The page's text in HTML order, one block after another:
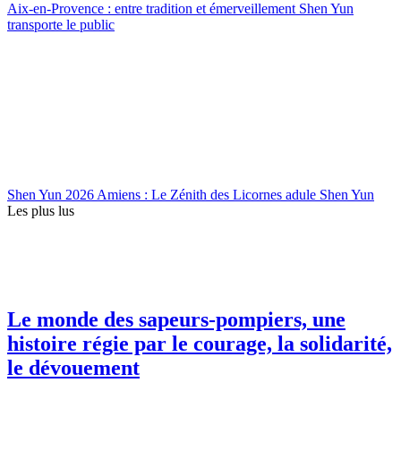
Aix-en-Provence : entre tradition et émerveillement Shen Yun
transporte le public
Shen Yun 2026 Amiens : Le Zénith des Licornes adule Shen Yun
Les plus lus
Le monde des sapeurs-pompiers, une
histoire régie par le courage, la solidarité,
le dévouement